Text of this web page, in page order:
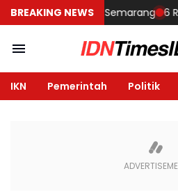
BREAKING NEWS
Rumah di Semarang 6
IKN Pemerintah Politik